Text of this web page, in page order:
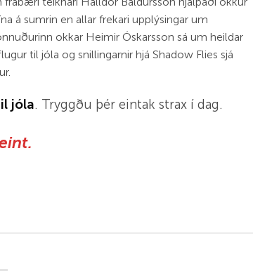
á sumrin en allar frekari upplýsingar um
okkar Heimir Óskarsson sá um heildar
til jóla og snillingarnir hjá Shadow Flies sjá
jóla. Tryggðu þér eintak strax í dag.